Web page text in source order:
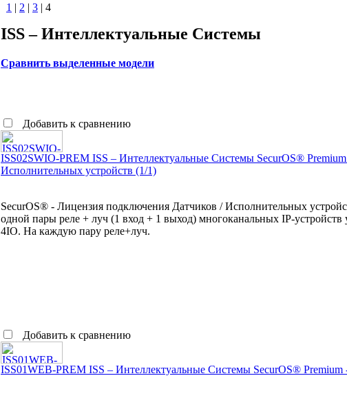
1 | 2 | 3 | 4
ISS – Интеллектуальные Системы
Сравнить выделенные модели
Добавить к сравнению
ISS02SWIO-PREM ISS – Интеллектуальные Системы SecurOS®
Исполнительных устройств (1/1)
SecurOS® - Лицензия подключения Датчиков / Исполнительных
одной пары реле + луч (1 вход + 1 выход) многоканальных IP-
4IO. На каждую пару реле+луч.
Добавить к сравнению
ISS01WEB-PREM ISS – Интеллектуальные Системы SecurOS®